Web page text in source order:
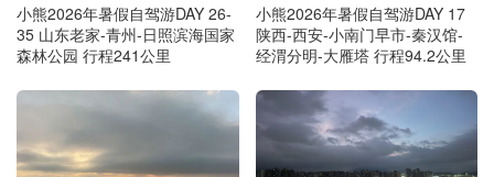
小熊2026年暑假自驾游DAY 26-
35 山东老家-青州-日照滨海国家
森林公园 行程241公里
小熊2026年暑假自驾游DAY 17
陕西-西安-小南门早市-秦汉馆-
经渭分明-大雁塔 行程94.2公里